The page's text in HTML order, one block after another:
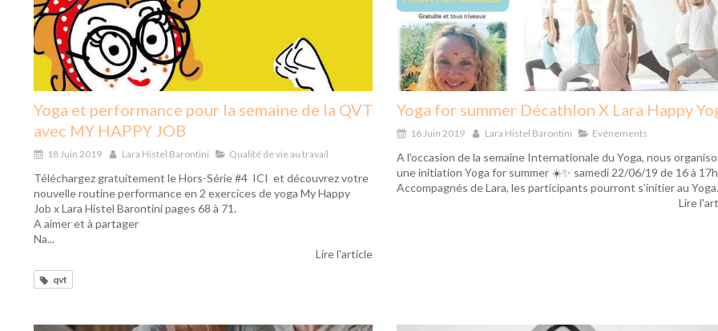
Yoga et performance pour la semaine de la QVT
avec MY HAPPY JOB
18 Juin 2019 Lara Histel Barontini Qualité de vie au travail
Téléchargez gratuitement le Hors-Série #4 ICI et découvrez votre
nouvelle routine performance en 2 exercices de yoga My Happy
Job x Lara Histel Barontini pages 68 à 71.
A aimer et à partager
Na...
Lire l'article
qvt
Yoga for summer Décathlon X Lara Happy
16 Juin 2019 Lara Histel Barontini Evénements
A l'occasion de la semaine Internationale du Yoga, nous
une initiation Yoga for summer ☀️✨ samedi 22/06/19 de 16 à
Accompagnés de Lara, les participants pourront s’initier au
Lire